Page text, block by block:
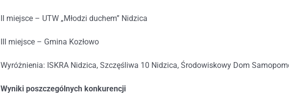
II miejsce – UTW „Młodzi duchem” Nidzica
III miejsce – Gmina Kozłowo
Wyróżnienia: ISKRA Nidzica, Szczęśliwa 10 Nidzica, Środowiskowy Dom
Wyniki poszczególnych konkurencji